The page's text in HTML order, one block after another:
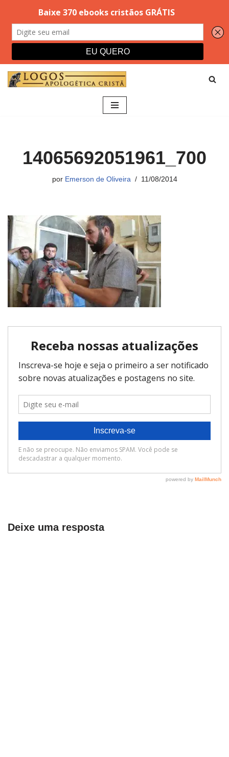
14065692051961_700
por Emerson de Oliveira 11/08/2014
Deixe uma resposta